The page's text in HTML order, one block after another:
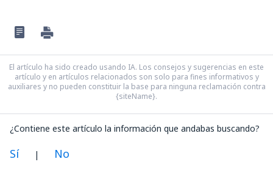
El artículo ha sido creado usando IA. Los consejos y sugerencias en este
artículo y en artículos relacionados son solo para fines informativos y
auxiliares y no pueden constituir la base para ninguna reclamación contra
{siteName}.
¿Contiene este artículo la información que andabas buscando?
Sí | No